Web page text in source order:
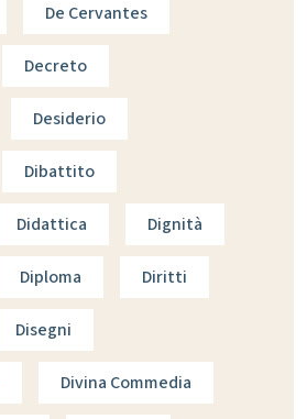
De Cervantes
Decreto
Desiderio
Dibattito
Didattica Dignità
Diploma Diritti
Disegni
Divina Commedia